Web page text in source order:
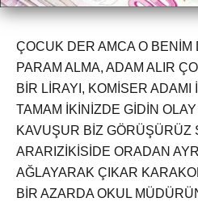
ÇOCUK DER AMCA O BENİM
PARAM ALMA, ADAM ALIR
BİR LİRAYI, KOMİSER ADAMI
TAMAM İKİNİZDE GİDİN
KAVUŞUR BİZ GÖRÜŞÜRÜZ
ARARIZİKİSİDE ORADAN
AĞLAYARAK ÇIKAR
BİR AZARDA OKUL